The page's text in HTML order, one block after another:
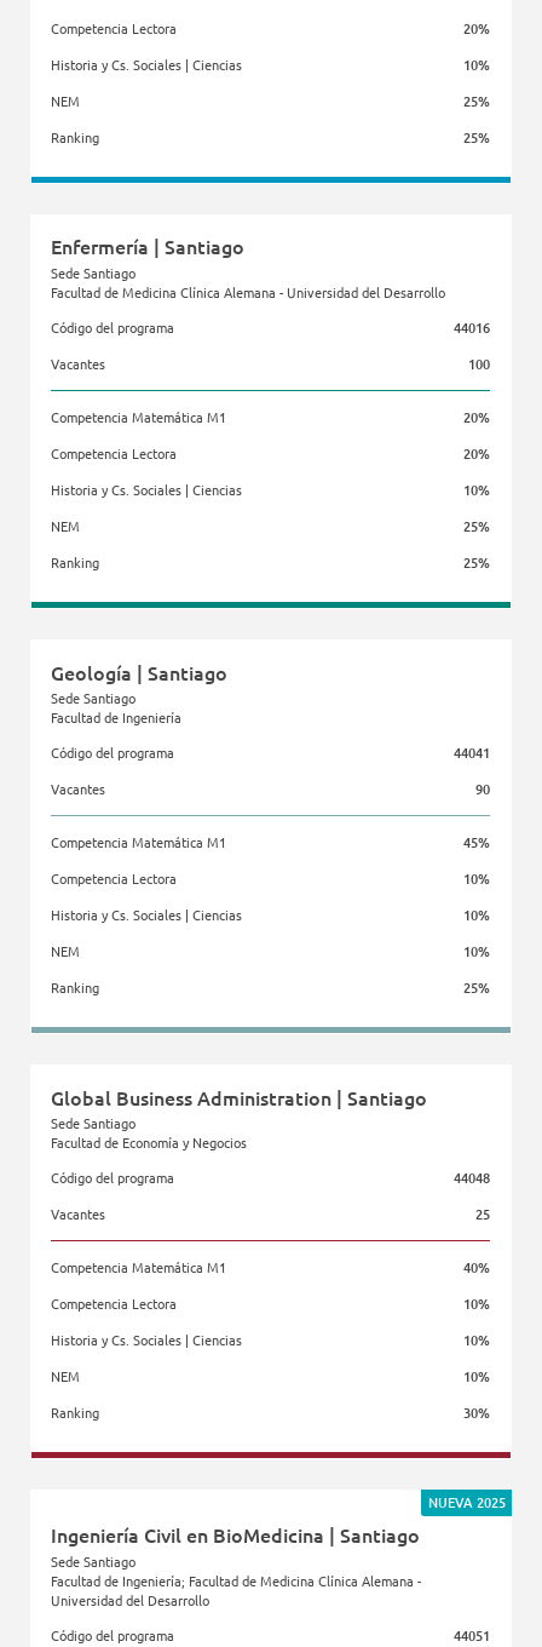
Competencia Lectora 20%
Historia y Cs. Sociales | Ciencias 10%
NEM 25%
Ranking 25%
Facultad de Ciencias de la Salud
Enfermería | Santiago
Sede Santiago
Facultad de Medicina Clínica Alemana - Universidad del Desarrollo
Código del programa
44016
Vacantes 100
Competencia Matemática M1 20%
Competencia Lectora 20%
Historia y Cs. Sociales | Ciencias 10%
NEM 25%
Ranking 25%
Facultad de Medicina Clínica Alemana - Universidad del Desarrollo
Geología | Santiago
Sede Santiago
Facultad de Ingeniería
Código del programa
44041
Vacantes 90
Competencia Matemática M1 45%
Competencia Lectora 10%
Historia y Cs. Sociales | Ciencias 10%
NEM 10%
Ranking 25%
Facultad de Ingeniería
Global Business Administration | Santiago
Sede Santiago
Facultad de Economía y Negocios
Código del programa
44048
Vacantes 25
Competencia Matemática M1 40%
Competencia Lectora 10%
Historia y Cs. Sociales | Ciencias 10%
NEM 10%
Ranking 30%
Facultad de Economía y Negocios
NUEVA 2025
Ingeniería Civil en BioMedicina | Santiago
Sede Santiago
Facultad de Ingeniería; Facultad de Medicina Clínica Alemana -
Universidad del Desarrollo
Código del programa
44051